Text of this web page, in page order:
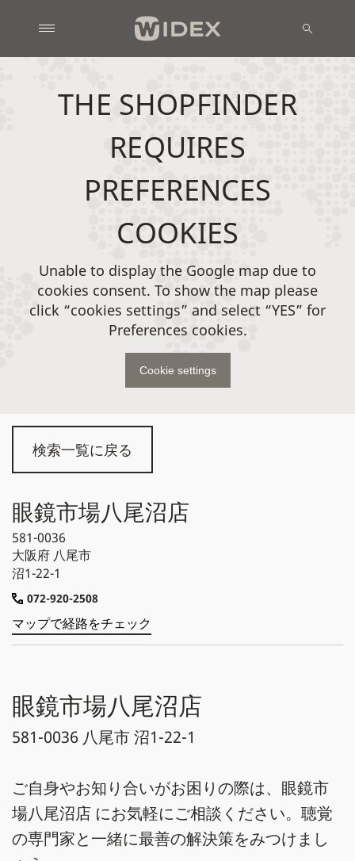
検索一覧に戻る
眼鏡市場八尾沼店
581-0036
大阪府 八尾市
沼1-22-1
072-920-2508
マップで経路をチェック
眼鏡市場八尾沼店
581-0036 八尾市 沼1-22-1
ご自身やお知り合いがお困りの際は、眼鏡市
場八尾沼店 にお気軽にご相談ください。聴覚
の専門家と一緒に最善の解決策をみつけまし
THE SHOPFINDER
REQUIRES
PREFERENCES
COOKIES
Unable to display the Google map due to
cookies consent. To show the map please
click “cookies settings” and select “YES” for
Preferences cookies.
Cookie settings